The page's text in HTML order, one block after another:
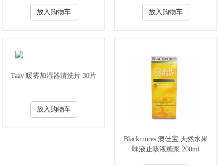
放入购物车
放入购物车
Taav 暖雾加湿器清洗片 30片
放入购物车
Blackmores 澳佳宝 天然水果
味液止咳液糖浆 200ml